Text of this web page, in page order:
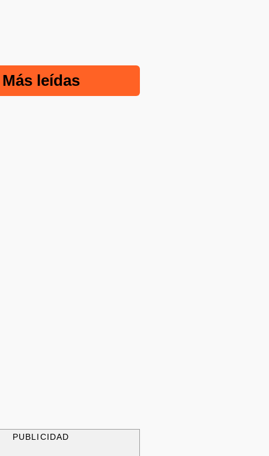
Más leídas
PUBLICIDAD